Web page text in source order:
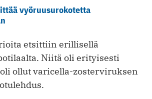
vyöruusurokotetta
etsittiin erillisellä
Niitä oli erityisesti
ollut varicella-zosterviruksen